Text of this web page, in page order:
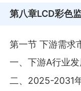
第八章LCD彩色
第一节 下游需求
一、下游A行业
二、2025-2031